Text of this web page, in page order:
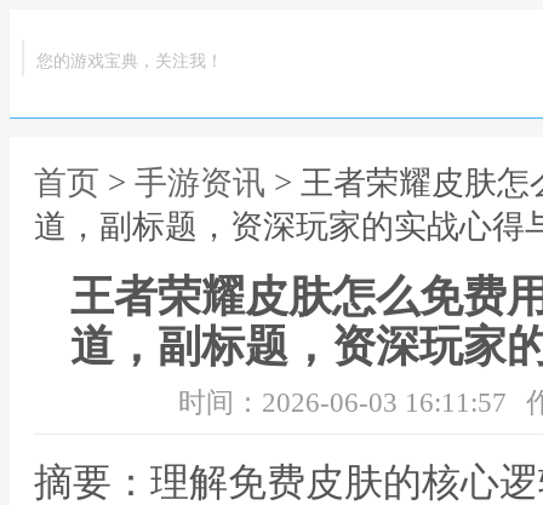
您的游戏宝典，关注我！
首页 > 手游资讯 > 王者荣耀皮肤
道，副标题，资深玩家的实战心得
王者荣耀皮肤怎么免费
道，副标题，资深玩家
时间：2026-06-03 16:11:57
摘要：理解免费皮肤的核心